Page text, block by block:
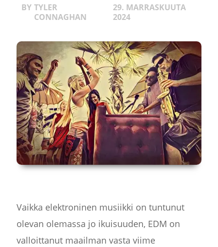
BY TYLER
CONNAGHAN
29. MARRASKUUTA
2024
Vaikka elektroninen musiikki on tuntunut
olevan olemassa jo ikuisuuden, EDM on
valloittanut maailman vasta viime